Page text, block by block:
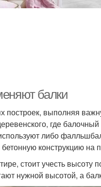
балки
выполняя
где
либо
конструкцию на
стоит учесть высоту
нужной высотой, а